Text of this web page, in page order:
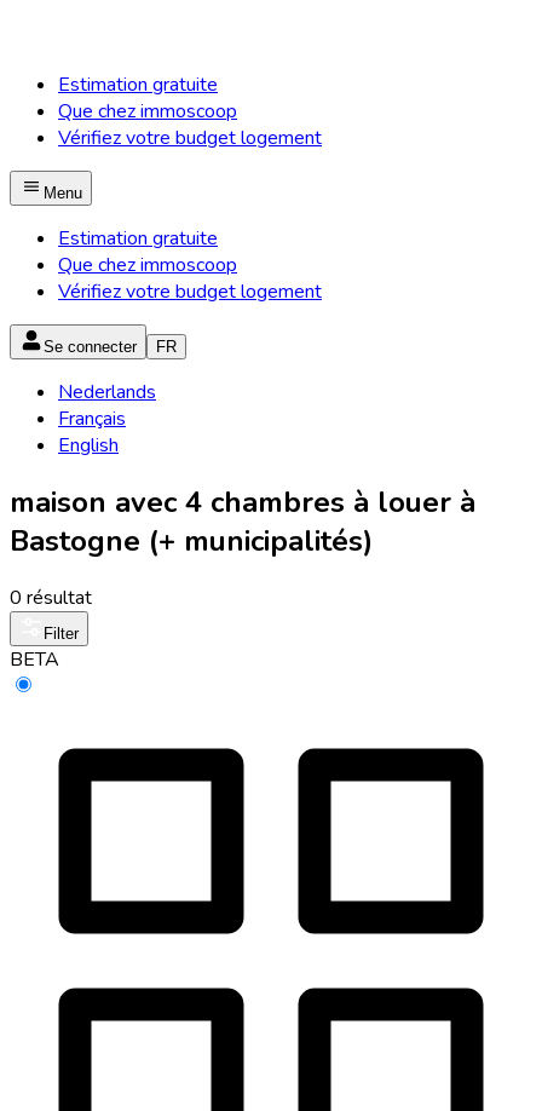
Estimation gratuite
Que chez immoscoop
Vérifiez votre budget logement
Menu
Estimation gratuite
Que chez immoscoop
Vérifiez votre budget logement
Se connecter FR
Nederlands
Français
English
maison avec 4 chambres à louer à
Bastogne (+ municipalités)
0 résultat
Filter
BETA